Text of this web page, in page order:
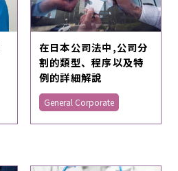
在日本公司法中,公司分
割的類型、程序以及特
例的詳細解說
General Corporate